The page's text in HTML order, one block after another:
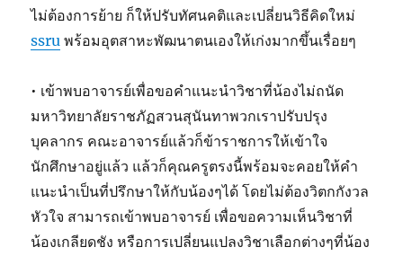
ไม่ต้องการย้าย ก็ให้ปรับทัศนคติและเปลี่ยนวิธีคิดใหม่
ssru พร้อมอุตสาหะพัฒนาตนเองให้เก่งมากขึ้นเรื่อยๆ
• เข้าพบอาจารย์เพื่อขอคำแนะนำวิชาที่น้องไม่ถนัด
มหาวิทยาลัยราชภัฏสวนสุนันทาพวกเราปรับปรุง
บุคลากร คณะอาจารย์แล้วก็ข้าราชการให้เข้าใจ
นักศึกษาอยู่แล้ว แล้วก็คุณครูตรงนี้พร้อมจะคอยให้คำ
แนะนำเป็นที่ปรึกษาให้กับน้องๆได้ โดยไม่ต้องวิตกกังวล
หัวใจ สามารถเข้าพบอาจารย์ เพื่อขอความเห็นวิชาที่
น้องเกลียดชัง หรือการเปลี่ยนแปลงวิชาเลือกต่างๆที่น้อง